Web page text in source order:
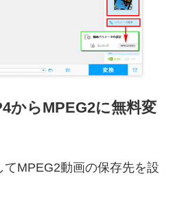
からMPEG2に無料変
てMPEG2動画の保存先を設